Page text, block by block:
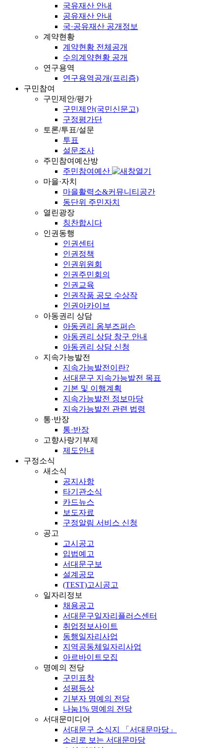
국유재산 안내
공유재산 안내
국·공유재산 공개정보
계약현황
계약현황 전체공개
수의계약현황 공개
연구용역
연구용역공개(프리즘)
구민참여
구민제안/평가
구민제안(국민신문고)
구정평가단
토론/투표/설문
투표
설문조사
주민참여예산방
주민참여예산
마을·자치
마을활력소&커뮤니티공간
동단위 주민자치
열린광장
칭찬합시다
인권동행
인권센터
인권정책
인권위원회
인권주민회의
인권교육
인권작품 공모 수상작
인권아카이브
아동권리 상담
아동권리 옴부즈퍼슨
아동권리 상담 창구 안내
아동권리 상담 신청
지속가능발전
지속가능발전이란?
서대문구 지속가능발전 목표
기본 및 이행계획
지속가능발전 정보마당
지속가능발전 관련 법령
통·반장
통·반장
고향사랑기부제
제도안내
구정소식
새소식
공지사항
타기관소식
카드뉴스
보도자료
구정알림 서비스 신청
공고
고시공고
입법예고
서대문구보
설계공모
(TEST)고시공고
일자리정보
채용공고
서대문구일자리플러스센터
취업정보사이트
동행일자리사업
지역공동체일자리사업
아르바이트모집
명예의 전당
구민표창
성평등상
기부자 명예의 전당
나눔1% 명예의 전당
서대문미디어
서대문구 소식지 「서대문마당」
소리로 보는 서대문마당